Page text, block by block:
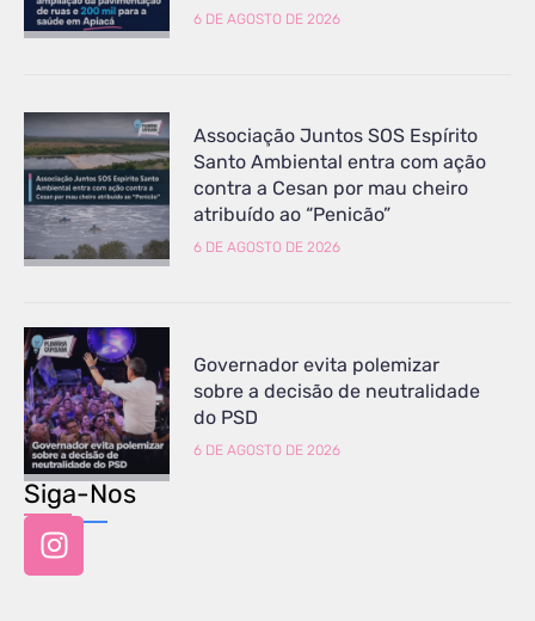
6 DE AGOSTO DE 2026
Associação Juntos SOS Espírito
Santo Ambiental entra com ação
contra a Cesan por mau cheiro
atribuído ao “Penicão”
6 DE AGOSTO DE 2026
Governador evita polemizar
sobre a decisão de neutralidade
do PSD
6 DE AGOSTO DE 2026
Siga-Nos